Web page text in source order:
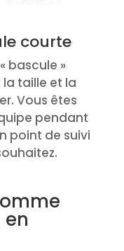
courte
bascule »
la taille et la
Vous êtes
pendant
point de suivi